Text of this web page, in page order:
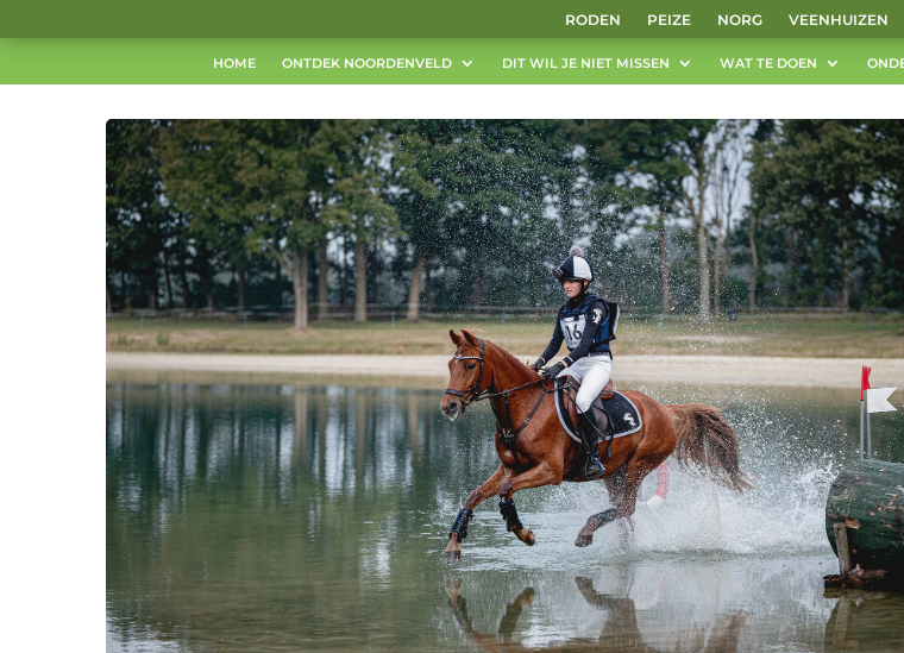
RODEN PEIZE NORG VEENHUIZEN
HOME ONTDEK NOORDENVELD DIT WIL JE NIET MISSEN WAT TE DOEN